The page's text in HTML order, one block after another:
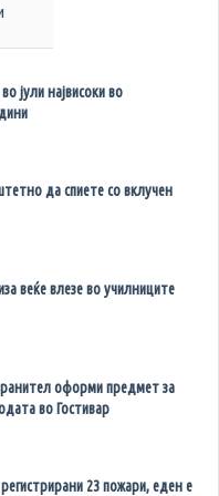
јули највисоки во
да спиете со вклучен
веќе влезе во училниците
оформи предмет за
во Гостивар
23 пожари, еден е